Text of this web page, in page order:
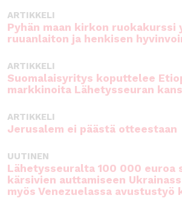
ARTIKKELI
Pyhän maan kirkon ruokakurssi
ruuanlaiton ja henkisen
ARTIKKELI
Suomalaisyritys koputtelee
markkinoita Lähetysseuran
ARTIKKELI
Jerusalem ei päästä otteestaan
UUTINEN
Lähetysseuralta 100 000 euroa
kärsivien auttamiseen
myös Venezuelassa avustustyö